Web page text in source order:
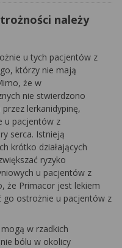
należy
u tych pacjentów z
którzy nie mają
że w
nie stwierdzono
lerkanidypinę,
u pacjentów z
serca. Istnieją
krótko działających
ryzyko
u pacjentów z
że Primacor jest lekiem
go ostrożnie u pacjentów z
w rzadkich
bólu w okolicy